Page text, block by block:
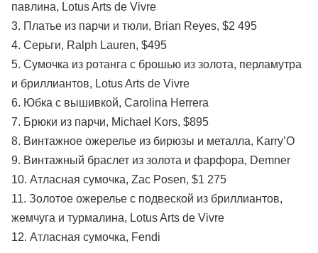
павлина, Lotus Arts de Vivre
3. Платье из парчи и тюли, Brian Reyes, $2 495
4. Серьги, Ralph Lauren, $495
5. Сумочка из ротанга с брошью из золота, перламутра
и бриллиантов, Lotus Arts de Vivre
6. Юбка с вышивкой, Carolina Herrera
7. Брюки из парчи, Michael Kors, $895
8. Винтажное ожерелье из бирюзы и металла, Karry’O
9. Винтажный браслет из золота и фарфора, Demner
10. Атласная сумочка, Zac Posen, $1 275
11. Золотое ожерелье с подвеской из бриллиантов,
жемчуга и турмалина, Lotus Arts de Vivre
12. Атласная сумочка, Fendi